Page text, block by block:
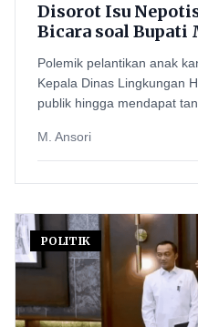
Disorot Isu
Bicara soal
Polemik pelantikan anak
Kepala Dinas Lingkungan
publik hingga mendapat
M. Ansori
POLITIK